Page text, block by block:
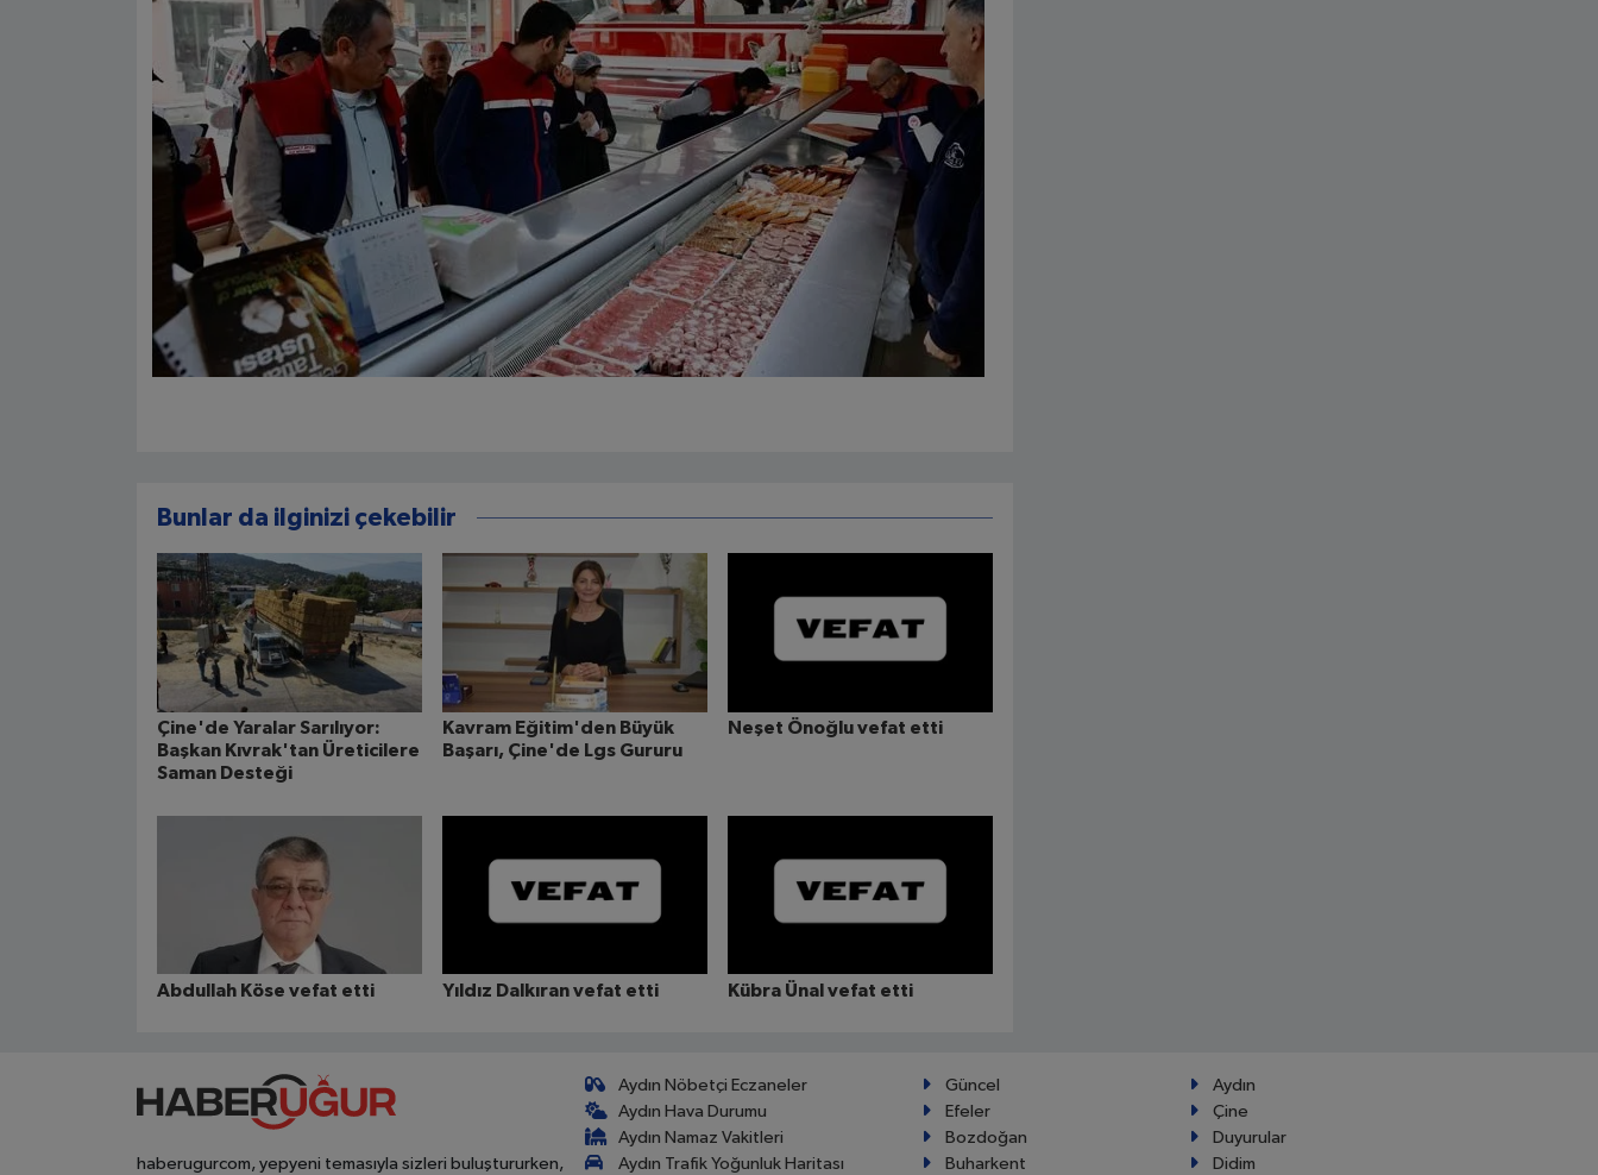
Bunlar da ilginizi çekebilir
Çine'de Yaralar Sarılıyor:
Başkan Kıvrak'tan Üreticilere
Saman Desteği
Kavram Eğitim'den Büyük
Başarı, Çine'de Lgs Gururu
Neşet Önoğlu vefat etti
Abdullah Köse vefat etti Yıldız Dalkıran vefat etti Kübra Ünal vefat etti
haberugurcom, yepyeni temasıyla sizleri buluştururken,
Aydın Nöbetçi Eczaneler
Aydın Hava Durumu
Aydın Namaz Vakitleri
Aydın Trafik Yoğunluk Haritası
Güncel
Aydın
Efeler
Çine
Bozdoğan
Duyurular
Buharkent
Didim